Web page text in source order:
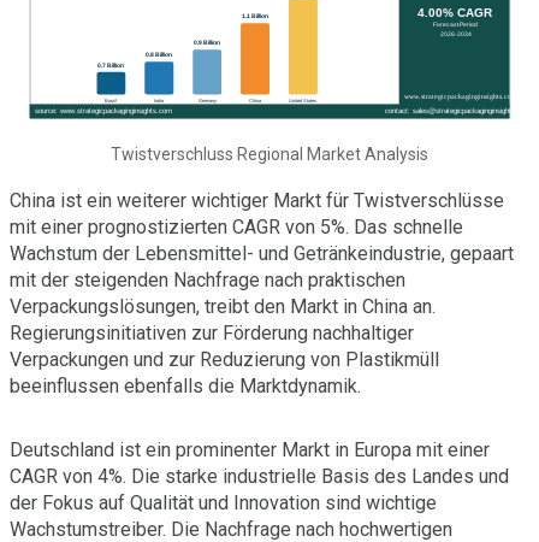
Twistverschluss Regional Market Analysis
China ist ein weiterer wichtiger Markt für Twistverschlüsse
mit einer prognostizierten CAGR von 5%. Das schnelle
Wachstum der Lebensmittel- und Getränkeindustrie, gepaart
mit der steigenden Nachfrage nach praktischen
Verpackungslösungen, treibt den Markt in China an.
Regierungsinitiativen zur Förderung nachhaltiger
Verpackungen und zur Reduzierung von Plastikmüll
beeinflussen ebenfalls die Marktdynamik.
Deutschland ist ein prominenter Markt in Europa mit einer
CAGR von 4%. Die starke industrielle Basis des Landes und
der Fokus auf Qualität und Innovation sind wichtige
Wachstumstreiber. Die Nachfrage nach hochwertigen